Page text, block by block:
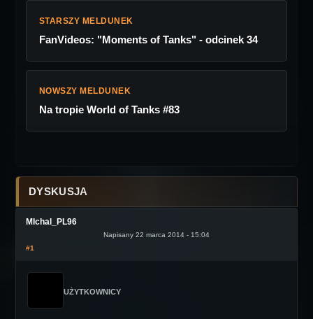
STARSZY MELDUNEK
FanVideos: "Moments of Tanks" - odcinek 34
NOWSZY MELDUNEK
Na tropie World of Tanks #83
DYSKUSJA
MIchal_PL96
Napisany 22 marca 2014 - 15:04
#1
UŻYTKOWNICY